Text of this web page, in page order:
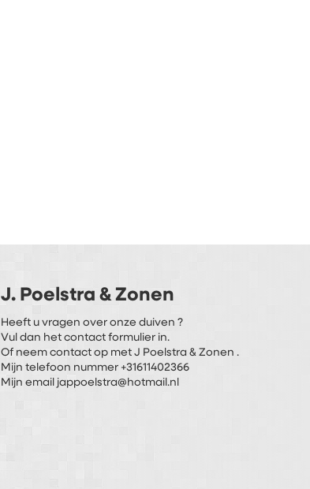
J. Poelstra & Zonen
Heeft u vragen over onze duiven ?
Vul dan het contact formulier in.
Of neem contact op met J Poelstra & Zonen .
Mijn telefoon nummer +31611402366
Mijn email jappoelstra@hotmail.nl